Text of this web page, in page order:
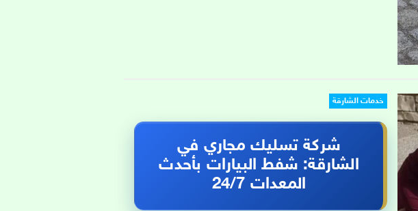
خدمات الشارقة
شركة تسليك مجاري في
الشارقة: شفط البيارات بأحدث
المعدات 24/7